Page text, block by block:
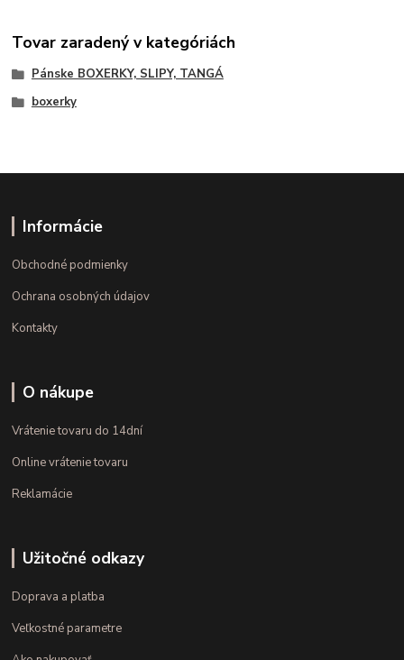
Tovar zaradený v kategóriách
Pánske BOXERKY, SLIPY, TANGÁ
boxerky
Informácie
Obchodné podmienky
Ochrana osobných údajov
Kontakty
O nákupe
Vrátenie tovaru do 14dní
Online vrátenie tovaru
Reklamácie
Užitočné odkazy
Doprava a platba
Veľkostné parametre